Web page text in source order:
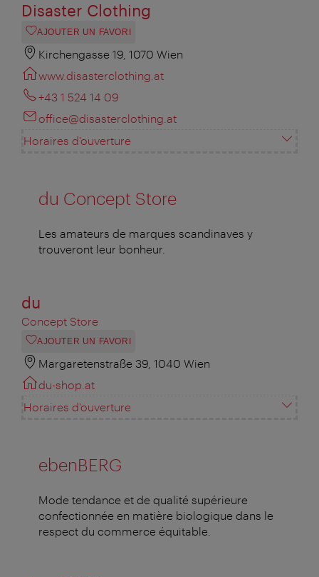
Disaster Clothing
AJOUTER UN FAVORI
Kirchengasse 19, 1070 Wien
www.disasterclothing.at
+43 1 524 14 09
office@disasterclothing.at
Horaires d'ouverture
du Concept Store
Les amateurs de marques scandinaves y
trouveront leur bonheur.
du
Concept Store
AJOUTER UN FAVORI
Margaretenstraße 39, 1040 Wien
du-shop.at
Horaires d'ouverture
ebenBERG
Mode tendance et de qualité supérieure
confectionnée en matière biologique dans le
respect du commerce équitable.